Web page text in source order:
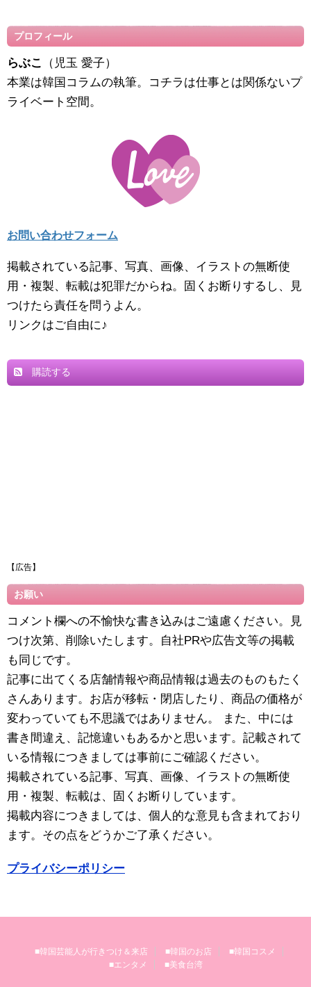
プロフィール
らぶこ
（児玉 愛子）
本業は韓国コラムの執筆。コチラは仕事とは関係ないプ
ライベート空間。
お問い合わせフォーム
掲載されている記事、写真、画像、イラストの無断使
用・複製、転載は犯罪だからね。固くお断りするし、見
つけたら責任を問うよん。
リンクはご自由に♪
購読する
【広告】
お願い
コメント欄への不愉快な書き込みはご遠慮ください。見
つけ次第、削除いたします。自社PRや広告文等の掲載
も同じです。
記事に出てくる店舗情報や商品情報は過去のものもたく
さんあります。お店が移転・閉店したり、商品の価格が
変わっていても不思議ではありません。 また、中には
書き間違え、記憶違いもあるかと思います。記載されて
いる情報につきましては事前にご確認ください。
掲載されている記事、写真、画像、イラストの無断使
用・複製、転載は、固くお断りしています。
掲載内容につきましては、個人的な意見も含まれており
ます。その点をどうかご了承ください。
プライバシーポリシー
■韓国芸能人が行きつけ＆来店 ■韓国のお店
■韓国コスメ
■エンタメ
■美食台湾